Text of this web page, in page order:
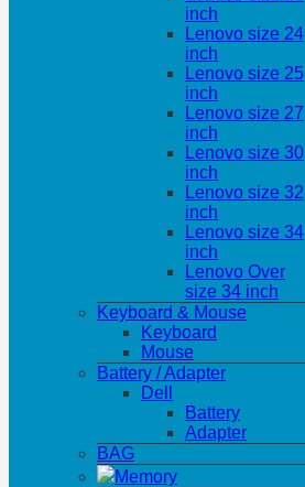
inch
Lenovo size 24
inch
Lenovo size 25
inch
Lenovo size 27
inch
Lenovo size 30
inch
Lenovo size 32
inch
Lenovo size 34
inch
Lenovo Over
size 34 inch
Keyboard & Mouse
Keyboard
Mouse
Battery / Adapter
Dell
Battery
Adapter
BAG
Memory